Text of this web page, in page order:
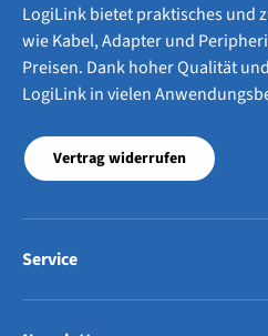
LogiLink bietet praktisches und
wie Kabel, Adapter und
Preisen. Dank hoher Qualität
LogiLink in vielen
Vertrag widerrufen
Service